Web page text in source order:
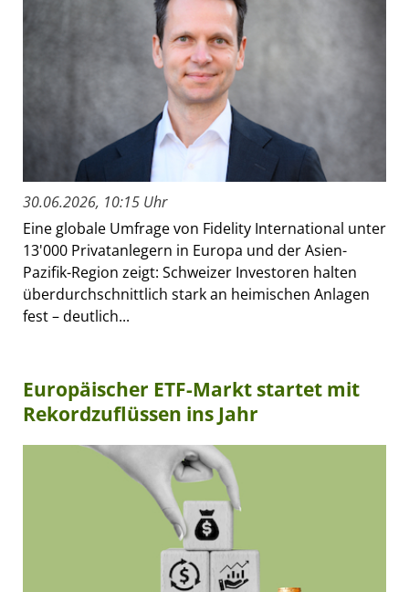
30.06.2026, 10:15 Uhr
Eine globale Umfrage von Fidelity International unter
13'000 Privatanlegern in Europa und der Asien-
Pazifik-Region zeigt: Schweizer Investoren halten
überdurchschnittlich stark an heimischen Anlagen
fest – deutlich...
Europäischer ETF-Markt startet mit
Rekordzuflüssen ins Jahr